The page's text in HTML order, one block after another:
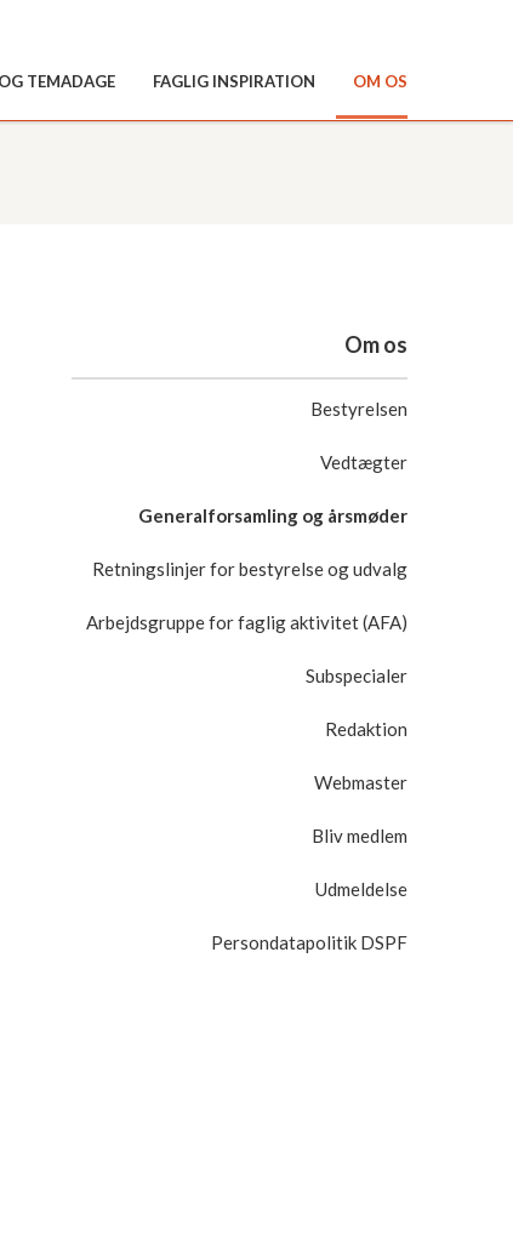
TEMADAGE FAGLIG INSPIRATION OM OS
Om os
Bestyrelsen
Vedtægter
Generalforsamling og årsmøder
Retningslinjer for bestyrelse og udvalg
Arbejdsgruppe for faglig aktivitet (AFA)
Subspecialer
Redaktion
Webmaster
Bliv medlem
Udmeldelse
Persondatapolitik DSPF